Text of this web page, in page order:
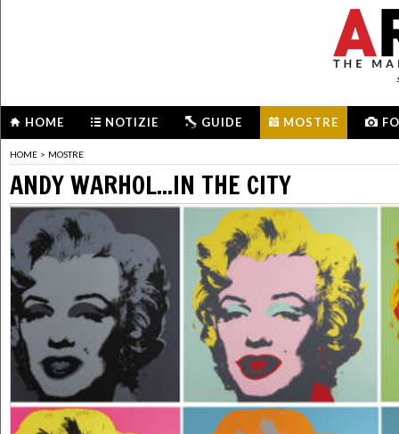
HOME NOTIZIE GUIDE MOSTRE
HOME > MOSTRE
ANDY WARHOL...IN THE CITY